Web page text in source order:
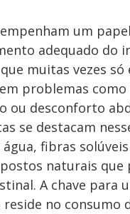
um
adequado do
muitas vezes só
problemas
ou desconforto
se destacam
fibras
naturais que
A chave para
no consumo